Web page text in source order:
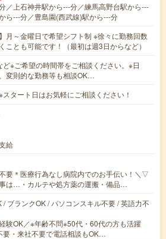
／上石神井駅から---分／練馬高野台駅から---
ら---分／豊島園(西武線)駅から---分
月～金曜日で希望シフト制 ※徐々に勤務回数
ことも可能です！（最初は週3日からなど）
※ご希望の時間帯をご相談ください。※日
変則的な勤務等も相談OK…
タート日はお気軽にご相談ください！
給
要＊医療行為なし病院内でのお手伝い！＼▽
は…・カルテや処方薬の運搬・備品…
/ ブランクOK / パソコンスキル不要 / 英語力不
験OK／※年齢不問※50代・60代の方も活躍
要・来社不要で電話相談もOK…